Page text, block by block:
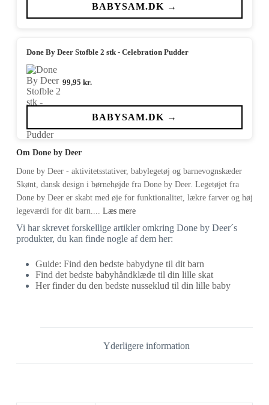
BABYSAM.DK →
Done By Deer Stofble 2 stk - Celebration Pudder
99,95 kr.
BABYSAM.DK →
Om Done by Deer
Done by Deer - aktivitetsstativer, babylegetøj og barnevognskæder
Skønt, dansk design i børnehøjde fra Done by Deer. Legetøjet fra
Done by Deer er skabt med øje for funktionalitet, lækre farver og høj
legeværdi for dit barn.... Læs mere
Vi har skrevet forskellige artikler omkring Done by Deer´s
produkter, du kan finde nogle af dem her:
Guide: Find den bedste babydyne til dit barn
Find det bedste babyhåndklæde til din lille skat
Her finder du den bedste nusseklud til din lille baby
Yderligere information